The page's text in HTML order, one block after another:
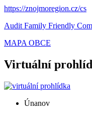
https://znojmoregion.cz/cs
Audit Family Friendly
MAPA OBCE
Virtuální
Únanov